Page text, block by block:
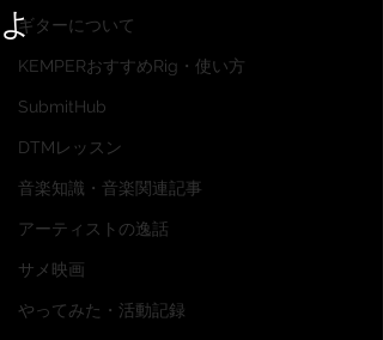
ギターについて
KEMPERおすすめRig・使い方
SubmitHub
DTMレッスン
音楽知識・音楽関連記事
アーティストの逸話
サメ映画
やってみた・活動記録
よ